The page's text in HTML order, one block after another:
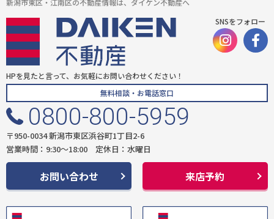
SNSをフォロー
HPを見たと言って、お気軽にお問い合わせください！
無料相談・お電話窓口
0800-800-5959
〒950-0034 新潟市東区浜谷町1丁目2-6
営業時間：9:30〜18:00 定休日：水曜日
お問い合わせ 来店予約